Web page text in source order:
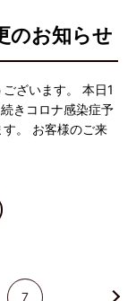
のお知らせ
ざいます。 本日1
きコロナ感染症予
。 お客様のご来
7